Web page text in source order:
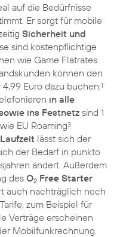
auf die Bedürfnisse
Er sorgt für mobile
Sicherheit und
sind kostenpflichtige
wie Game Flatrates
können den
Euro dazu buchen. 1
in alle
ins Festnetzsind 1
EU Roaming3
lässt sich der
der Bedarf in punkto
ändert. Außerdem
desO2 Free Starter
auch nachträglich noch
zum Beispiel für
Verträge erscheinen
Mobilfunkrechnung.